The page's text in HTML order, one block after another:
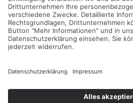
Freie und Hansestadt Hamburg
SUCHT.HAMBURG gGmbH